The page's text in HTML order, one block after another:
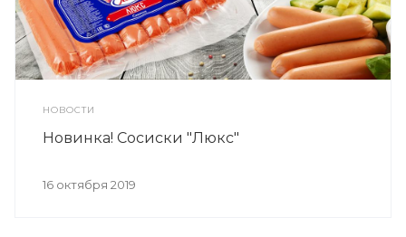
НОВОСТИ
Новинка! Сосиски "Люкс"
16 октября 2019